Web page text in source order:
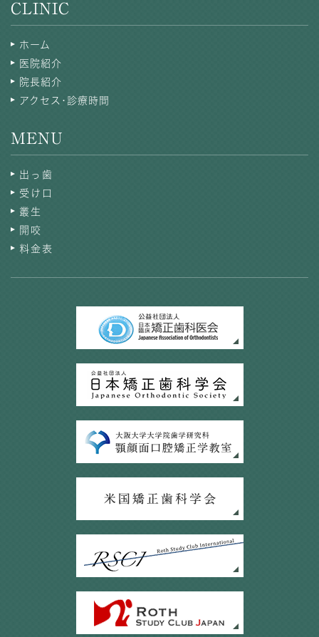
CLINIC
ホーム
医院紹介
院長紹介
アクセス･診療時間
MENU
出っ歯
受け口
叢生
開咬
料金表